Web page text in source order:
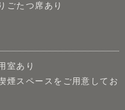
ごたつ席あり
室あり
煙スペースをご用意してお